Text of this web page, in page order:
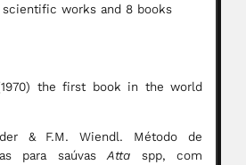
works and 8 books
the first book in the world
& F.M. Wiendl. Método de
para saúvasAtta spp, com